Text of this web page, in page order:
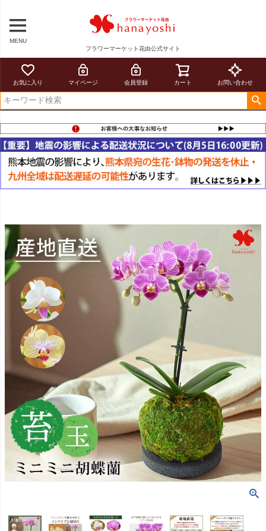
MENU
フラワーマーケット花由公式サイト
お気に入り マイページ 会員登録 カート お問い合わせ